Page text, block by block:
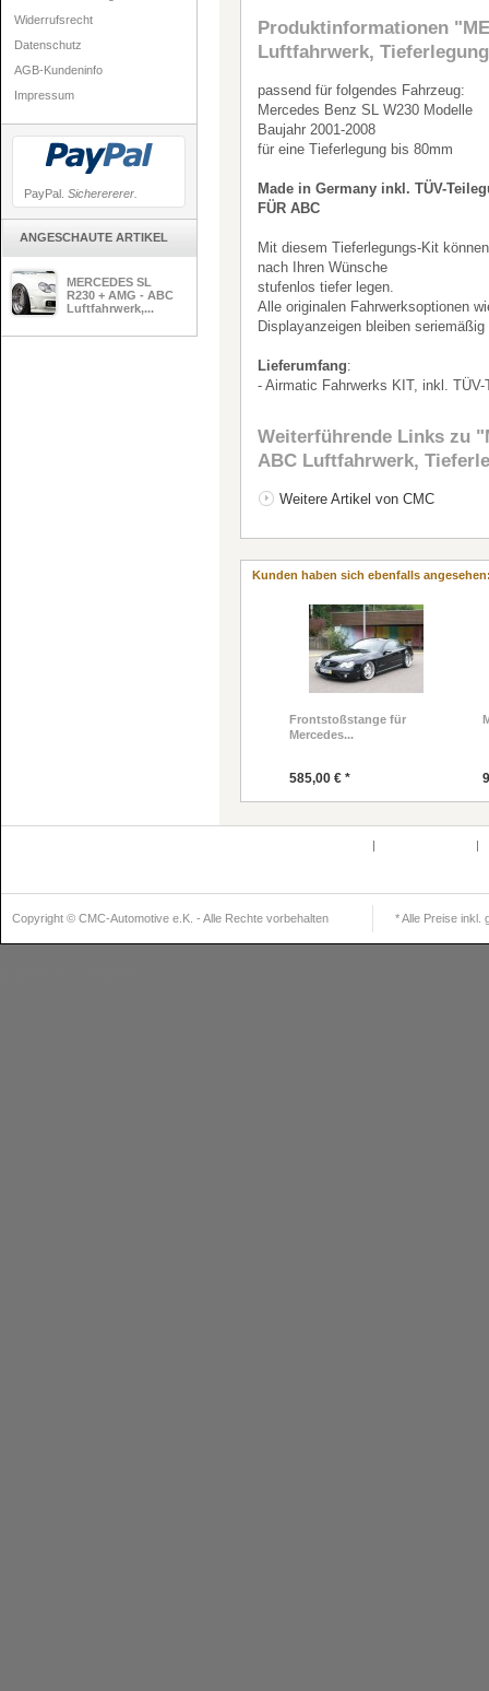
Widerrufsrecht
Datenschutz
AGB-Kundeninfo
Impressum
PayPal. Sicherererer.
ANGESCHAUTE ARTIKEL
MERCEDES SL
R230 + AMG - ABC
Luftfahrwerk,...
Produktinformationen
Luftfahrwerk,
passend für folgendes Fahrzeug:
Mercedes Benz SL W230 Modelle
Baujahr 2001-2008
für eine Tieferlegung bis 80mm
Made in Germany inkl. TÜV-
FÜR ABC
Mit diesem Tieferlegungs-Kit
nach Ihren Wünsche
stufenlos tiefer legen.
Alle originalen Fahrwerksoptionen
Displayanzeigen bleiben seriemäßig
Lieferumfang:
- Airmatic Fahrwerks KIT, inkl.
Weiterführende Links zu
ABC Luftfahrwerk,
Weitere Artikel von CMC
Kunden haben sich ebenfalls
Frontstoßstange für
Mercedes...
585,00 € *
| |
Copyright © CMC-Automotive e.K. - Alle Rechte vorbehalten * Alle Preise